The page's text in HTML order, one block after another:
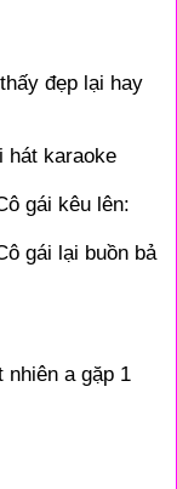
đẹp lại hay
hát karaoke
gái kêu lên:
gái lại buồn bả
a gặp 1